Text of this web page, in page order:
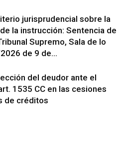
jurisprudencial sobre la
la instrucción: Sentencia de
Supremo, Sala de lo
de 9 de...
del deudor ante el
1535 CC en las cesiones
de créditos